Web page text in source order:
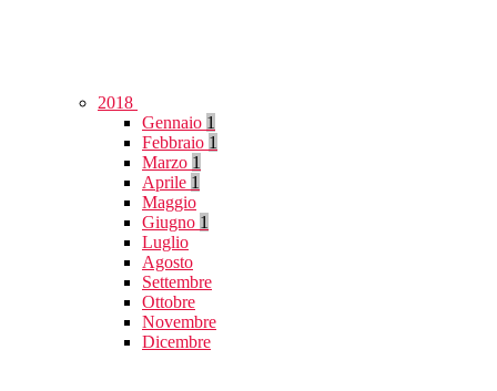
2018
Gennaio 1
Febbraio 1
Marzo 1
Aprile 1
Maggio
Giugno 1
Luglio
Agosto
Settembre
Ottobre
Novembre
Dicembre